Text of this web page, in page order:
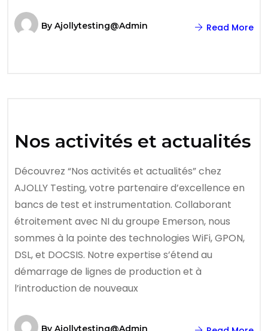
By Ajollytesting@admin Read More
Nos activités et actualités
Découvrez “Nos activités et actualités” chez
AJOLLY Testing, votre partenaire d’excellence en
bancs de test et instrumentation. Collaborant
étroitement avec NI du groupe Emerson, nous
sommes à la pointe des technologies WiFi, GPON,
DSL, et DOCSIS. Notre expertise s’étend au
démarrage de lignes de production et à
l’introduction de nouveaux
By Ajollytesting@admin